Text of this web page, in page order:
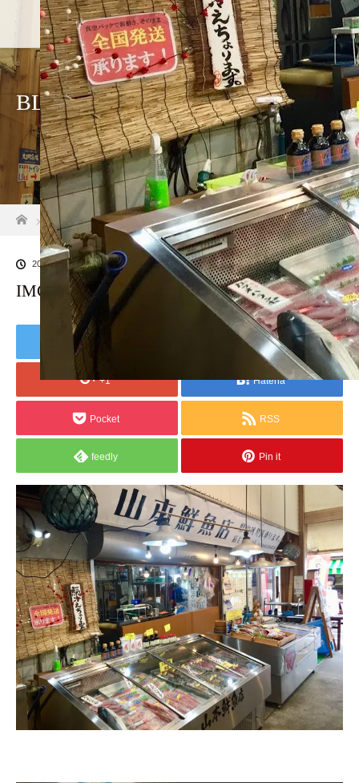
ホーム 店舗紹介 アクセ
BLOG
ホーム
ブログ一覧 IMG_0482
2019.06.25
IMG_0482
Share
+1 Hatena
Pocket RSS
feedly Pin it